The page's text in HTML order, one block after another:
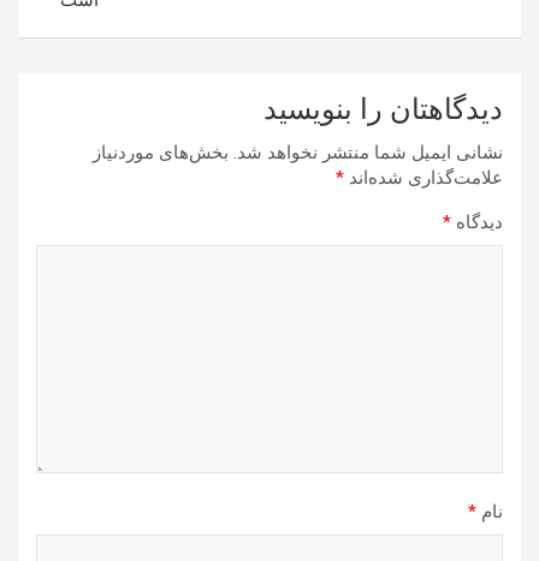
دیدگاهتان را بنویسید
نشانی ایمیل شما منتشر نخواهد شد. بخش‌های موردنیاز
علامت‌گذاری شده‌اند *
دیدگاه *
نام *